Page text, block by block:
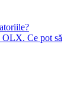
Ce pot să